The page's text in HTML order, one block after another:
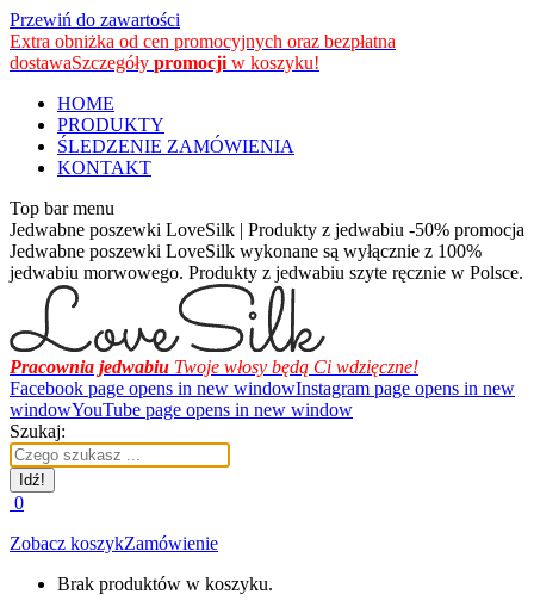
Przewiń do zawartości
Extra obniżka od cen promocyjnych oraz bezpłatna
dostawaSzczegóły promocji w koszyku!
HOME
PRODUKTY
ŚLEDZENIE ZAMÓWIENIA
KONTAKT
Top bar menu
Jedwabne poszewki LoveSilk | Produkty z jedwabiu -50% promocja
Jedwabne poszewki LoveSilk wykonane są wyłącznie z 100%
jedwabiu morwowego. Produkty z jedwabiu szyte ręcznie w Polsce.
Pracownia jedwabiu Twoje włosy będą Ci wdzięczne!
Facebook page opens in new windowInstagram page opens in new
windowYouTube page opens in new window
Szukaj:
0
Zobacz koszykZamówienie
Brak produktów w koszyku.